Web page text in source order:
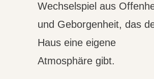
Wechselspiel aus
und Geborgenheit, das
Haus eine eigene
Atmosphäre gibt.